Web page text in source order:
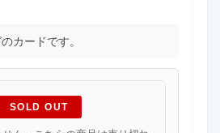
カードです。
SOLD OUT